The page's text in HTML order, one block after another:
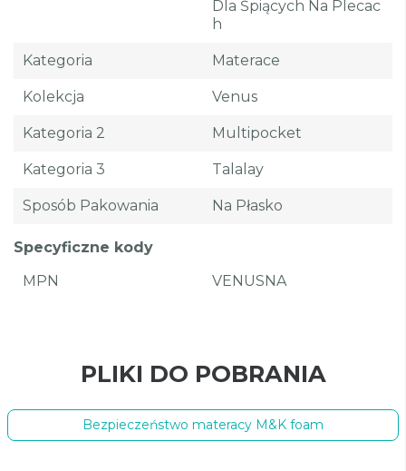
Dla Śpiących Na Plecac
H
Kategoria Materace
Kolekcja Venus
Kategoria 2 Multipocket
Kategoria 3 Talalay
Sposób Pakowania Na Płasko
Specyficzne kody
MPN
VENUSNA
PLIKI DO POBRANIA
Bezpieczeństwo materacy M&K foam